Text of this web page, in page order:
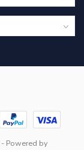
- Powered by